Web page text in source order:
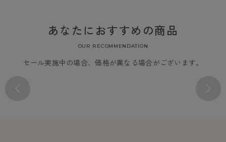
あなたにおすすめの商品
OUR RECOMMENDATION
セール実施中の場合、価格が異なる場合がございます。